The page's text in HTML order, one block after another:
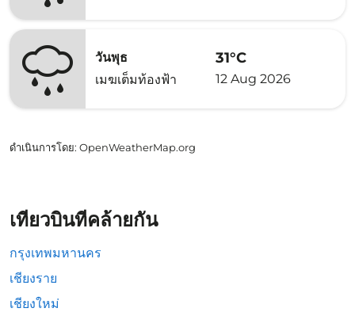
วันพุธ
เมฆเต็มท้องฟ้า
31°C
12 Aug 2026
ดำเนินการโดย: OpenWeatherMap.org
เที่ยวบินที่คล้ายกัน
กรุงเทพมหานคร
เชียงราย
เชียงใหม่